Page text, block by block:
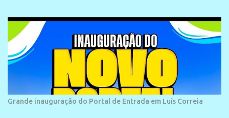
devido ao extensivo molhe de pedras que não chegam a 2 metros
de altura, não apresentando dunas em seu espaço geográfico. Não
se sabe ao certo porque a praia leva esse nome, e muitas das suas
historias foram esquecidas ao longo do tempo. A praia é
frequentada por moradores e turistas, em geral veranistas
piauienses e, em menor número, pessoas de estados vizinhos. O
bairro onde se localiza a praia é palco de amplos investimentos e
Grande inauguração do Portal de Entrada em Luís Correia